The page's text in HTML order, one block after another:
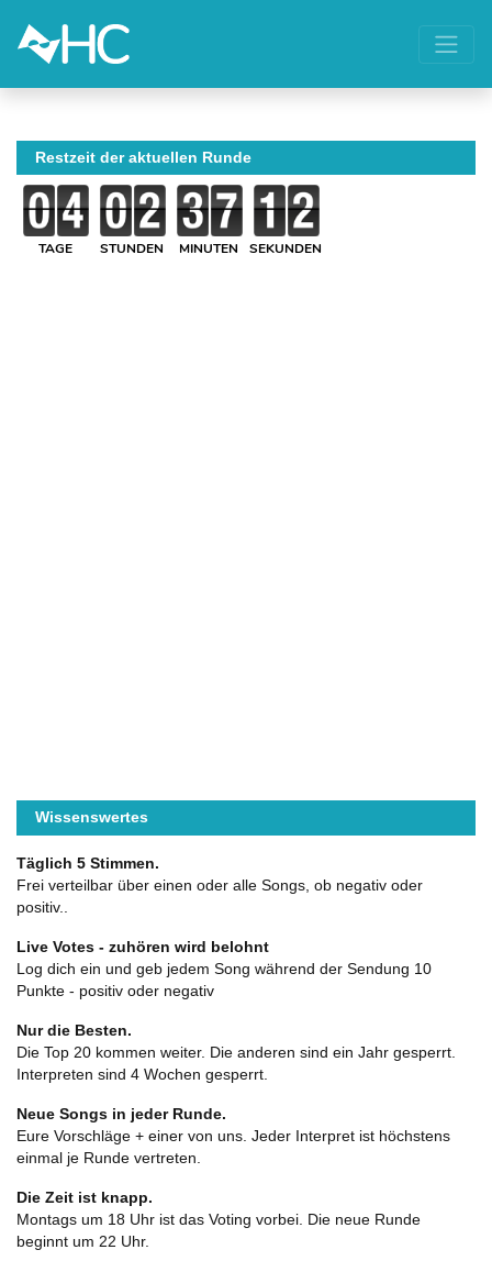
Restzeit der aktuellen Runde
TAGE STUNDEN MINUTEN SEKUNDEN
Wissenswertes
Täglich 5 Stimmen.
Frei verteilbar über einen oder alle Songs, ob negativ oder
positiv..
Live Votes - zuhören wird belohnt
Log dich ein und geb jedem Song während der Sendung 10
Punkte - positiv oder negativ
Nur die Besten.
Die Top 20 kommen weiter. Die anderen sind ein Jahr gesperrt.
Interpreten sind 4 Wochen gesperrt.
Neue Songs in jeder Runde.
Eure Vorschläge + einer von uns. Jeder Interpret ist höchstens
einmal je Runde vertreten.
Die Zeit ist knapp.
Montags um 18 Uhr ist das Voting vorbei. Die neue Runde
beginnt um 22 Uhr.